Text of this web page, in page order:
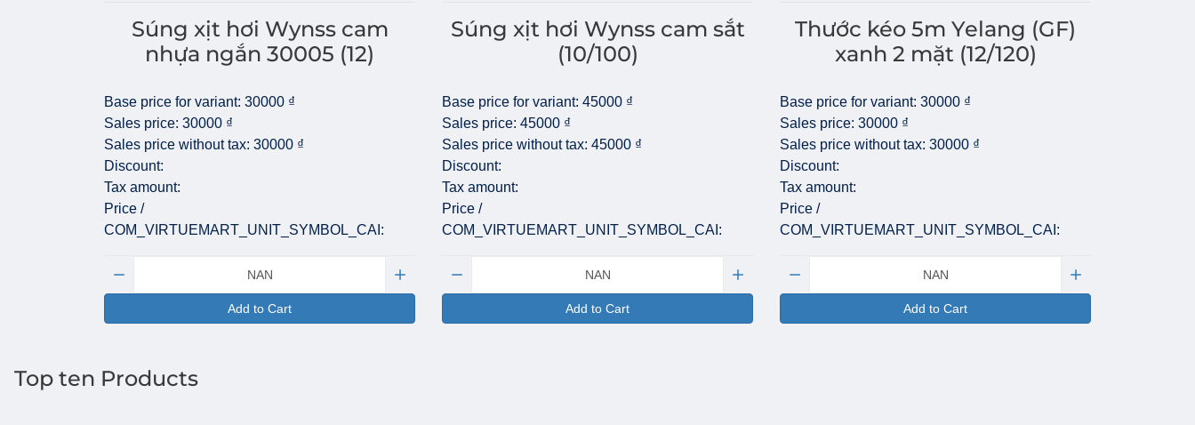
Súng xịt hơi Wynss cam
nhựa ngắn 30005 (12)
Base price for variant: 30000 ₫
Sales price: 30000 ₫
Sales price without tax: 30000 ₫
Discount:
Tax amount:
Price /
COM_VIRTUEMART_UNIT_SYMBOL_CAI:
Add to Cart
Súng xịt hơi Wynss cam sắt
(10/100)
Base price for variant: 45000 ₫
Sales price: 45000 ₫
Sales price without tax: 45000 ₫
Discount:
Tax amount:
Price /
COM_VIRTUEMART_UNIT_SYMBOL_CAI:
Add to Cart
Thước kéo 5m Yelang (GF)
xanh 2 mặt (12/120)
Base price for variant: 30000 ₫
Sales price: 30000 ₫
Sales price without tax: 30000 ₫
Discount:
Tax amount:
Price /
COM_VIRTUEMART_UNIT_SYMBOL_CAI:
Add to Cart
Top ten Products